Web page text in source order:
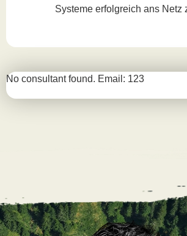
Systeme erfolgreich ans Netz
No consultant found. Email: 123